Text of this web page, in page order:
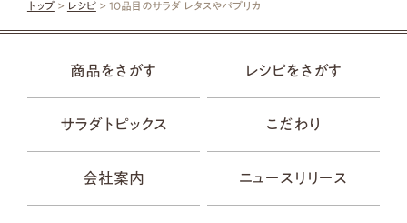
トップ> レシピ> 10品目のサラダ レタスやパプリカ
商品をさがす レシピをさがす
サラダトピックス こだわり
会社案内 ニュースリリース